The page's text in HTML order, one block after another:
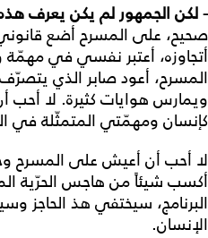
- لكن الجمهور لم يكن يعرف
صحيح، على المسرح أضع
أتجاوزه، أعتبر نفسي في مهمّة
المسرح، أعود صابر الذي
ويمارس هوايات كثيرة. لا أحب
كإنسان ومهمّتي المتمثّلة في
لا أحب أن أعيش على المسرح
أكسب شيئاً من هاجس الحرّية
البرنامج، سيختفي هذ الحاجز
الإنسان.